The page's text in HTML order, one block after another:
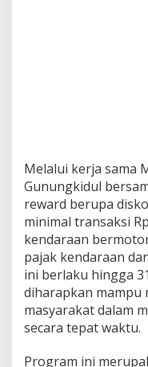
Melalui kerja sama
Gunungkidul
reward berupa
minimal transaksi
kendaraan
pajak kendaraan
ini berlaku hingga
diharapkan mampu
masyarakat dalam
secara tepat waktu.
Program ini